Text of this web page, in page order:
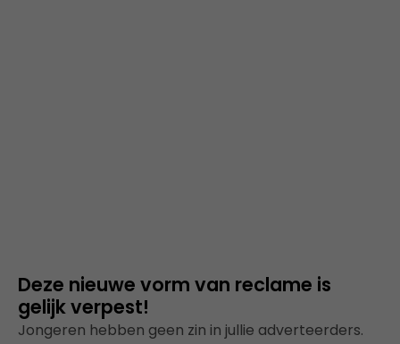
Deze nieuwe vorm van reclame is
gelijk verpest!
Jongeren hebben geen zin in jullie adverteerders.